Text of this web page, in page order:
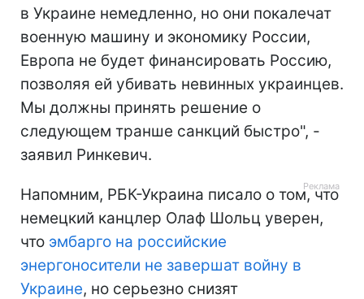
в Украине немедленно, но они покалечат
военную машину и экономику России,
Европа не будет финансировать Россию,
позволяя ей убивать невинных украинцев.
Мы должны принять решение о
следующем транше санкций быстро", -
заявил Ринкевич.
Напомним, РБК-Украина писало о том, что
немецкий канцлер Олаф Шольц уверен,
что эмбарго на российские
энергоносители не завершат войну в
Украине, но серьезно снизят